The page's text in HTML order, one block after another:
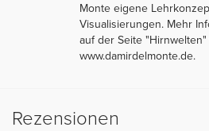
Monte eigene
Visualisierungen. Mehr
auf der Seite
www.damirdelmonte.de.
Rezensionen